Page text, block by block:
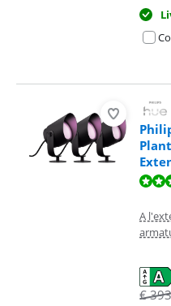
La note est de 9,4 sur 10, basée
A
€393